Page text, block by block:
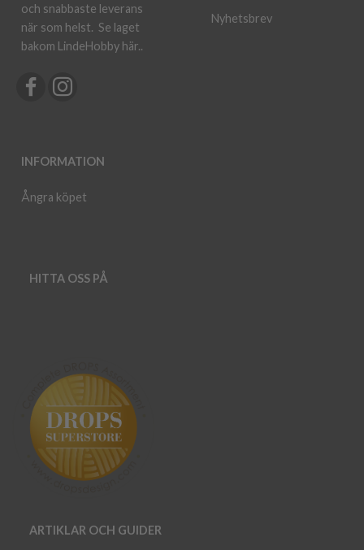
och snabbaste leverans
när som helst. Se laget
bakom LindeHobby här..
INFORMATION
Ångra köpet
Nyhetsbrev
HITTA OSS PÅ
ARTIKLAR OCH GUIDER